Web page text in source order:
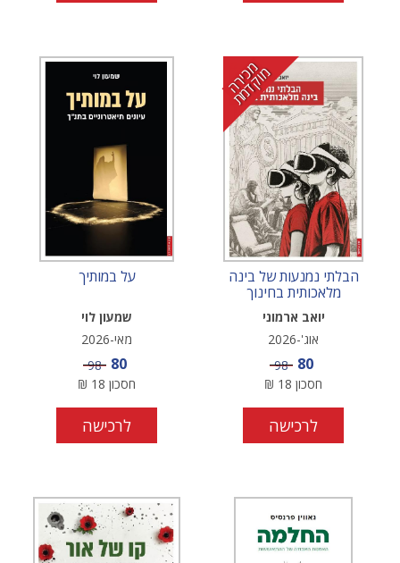
מ
כ
י
ר
ה
מ
ו
ק
ד
מ
ת
הבלתי נמנעות של בינה
מלאכותית בחינוך
יואב ארמוני
אוג'-2026
מחיר מבצע
80 מחיר
98
חסכון 18
₪
לרכישה
על במותיך
שמעון לוי
מאי-2026
מחיר מבצע
80 מחיר
98
חסכון 18
₪
לרכישה